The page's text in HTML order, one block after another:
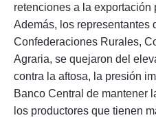
retenciones a la exportación
Además, los representantes
Confederaciones Rurales,
Agraria, se quejaron del
contra la aftosa, la presión
Banco Central de mantener
los productores que tienen